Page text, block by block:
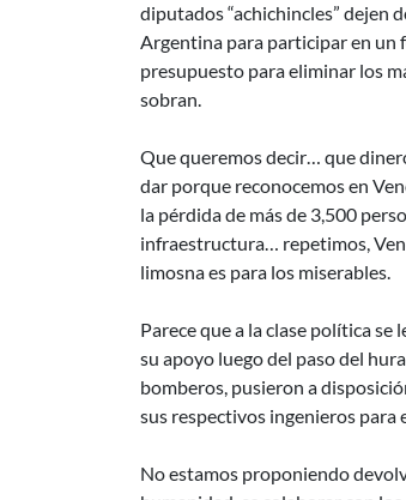
diputados “achichincles” dejen
Argentina para participar en un
presupuesto para eliminar los
sobran.
Que queremos decir… que
dar porque reconocemos en
la pérdida de más de 3,500
infraestructura… repetimos,
limosna es para los miserables.
Parece que a la clase política
su apoyo luego del paso del
bomberos, pusieron a
sus respectivos ingenieros para
No estamos proponiendo